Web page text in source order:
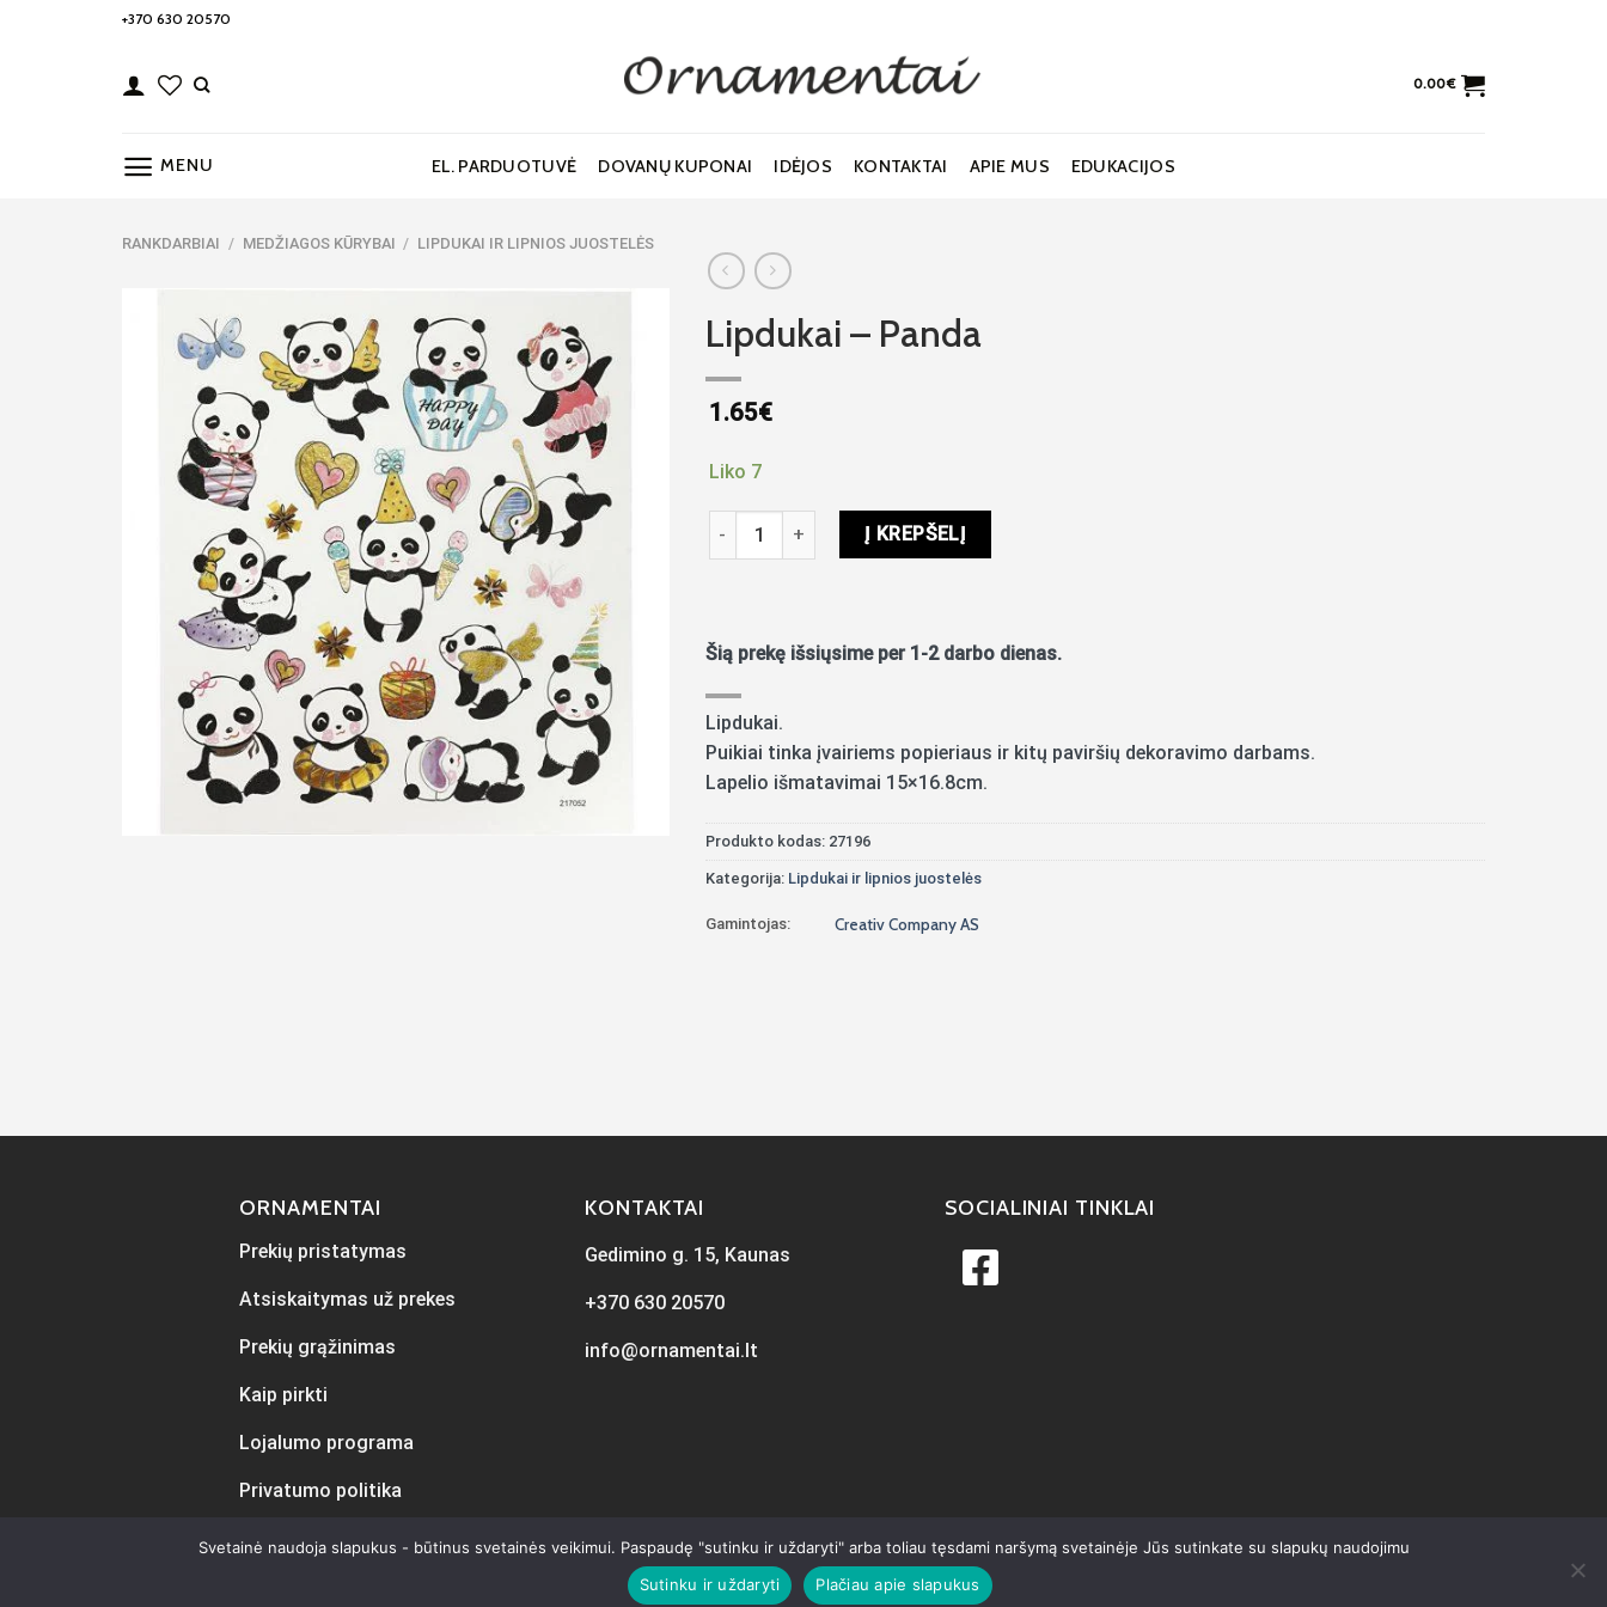
+370 630 20570
0.00€
MENU EL. PARDUOTUVĖ DOVANŲ KUPONAI IDĖJOS KONTAKTAI APIE MUS EDUKACIJOS
RANKDARBIAI / MEDŽIAGOS KŪRYBAI / LIPDUKAI IR LIPNIOS JUOSTELĖS
Noriu!
Lipdukai – Panda
1.65€
Liko 7
produkto kiekis: Lipdukai - Panda
Į KREPŠELĮ
Šią prekę išsiųsime per 1-2 darbo dienas.
Lipdukai.
Puikiai tinka įvairiems popieriaus ir kitų paviršių dekoravimo darbams.
Lapelio išmatavimai 15×16.8cm.
Produkto kodas: 27196
Kategorija: Lipdukai ir lipnios juostelės
Gamintojas: Creativ Company AS
ORNAMENTAI
Prekių pristatymas
Atsiskaitymas už prekes
Prekių grąžinimas
Kaip pirkti
Lojalumo programa
Privatumo politika
KONTAKTAI
Gedimino g. 15, Kaunas
+370 630 20570
info@ornamentai.lt
SOCIALINIAI TINKLAI
Visos teisės priklauso Ornamentai.lt © 2026Privatumo politika
Svetainė naudoja slapukus - būtinus svetainės veikimui. Paspaudę "sutinku ir uždaryti" arba toliau tęsdami naršymą svetainėje Jūs sutinkate su slapukų naudojimu
Sutinku ir uždaryti
Plačiau apie slapukus